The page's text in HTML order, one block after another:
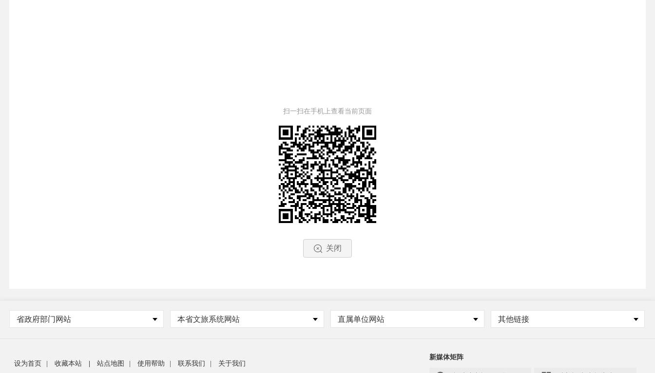
扫一扫在手机上查看当前页面
关闭
省政府部门网站 本省文旅系统网站 直属单位网站 其他链接
设为首页 收藏本站 站点地图 使用帮助 联系我们 关于我们
新媒体矩阵